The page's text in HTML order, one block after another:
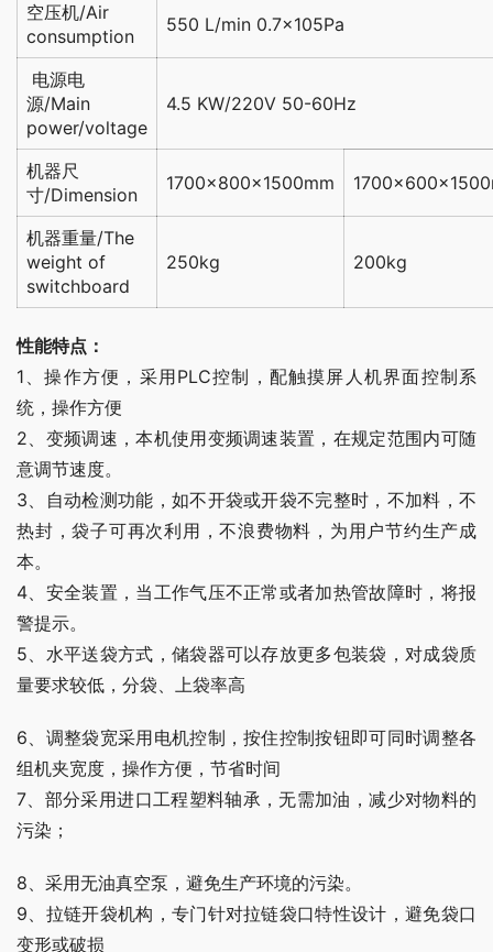
空压机/Air
consumption
550 L/min 0.7×105Pa
电源电
源/Main
power/voltage
4.5 KW/220V 50-60Hz
机器尺
寸/Dimension
1700×800×1500mm
机器重量/The
weight of
switchboard
250kg 200kg
性能特点：
1、操作方便，采用PLC控制，配触摸屏人机界面控制系
统，操作方便
2、变频调速，本机使用变频调速装置，在规定范围内可随
意调节速度。
3、自动检测功能，如不开袋或开袋不完整时，不加料，不
热封，袋子可再次利用，不浪费物料，为用户节约生产成
本。
4、安全装置，当工作气压不正常或者加热管故障时，将报
警提示。
5、水平送袋方式，储袋器可以存放更多包装袋，对成袋质
量要求较低，分袋、上袋率高
6、调整袋宽采用电机控制，按住控制按钮即可同时调整各
组机夹宽度，操作方便，节省时间
7、部分采用进口工程塑料轴承，无需加油，减少对物料的
污染；
8、采用无油真空泵，避免生产环境的污染。
9、拉链开袋机构，专门针对拉链袋口特性设计，避免袋口
变形或破损